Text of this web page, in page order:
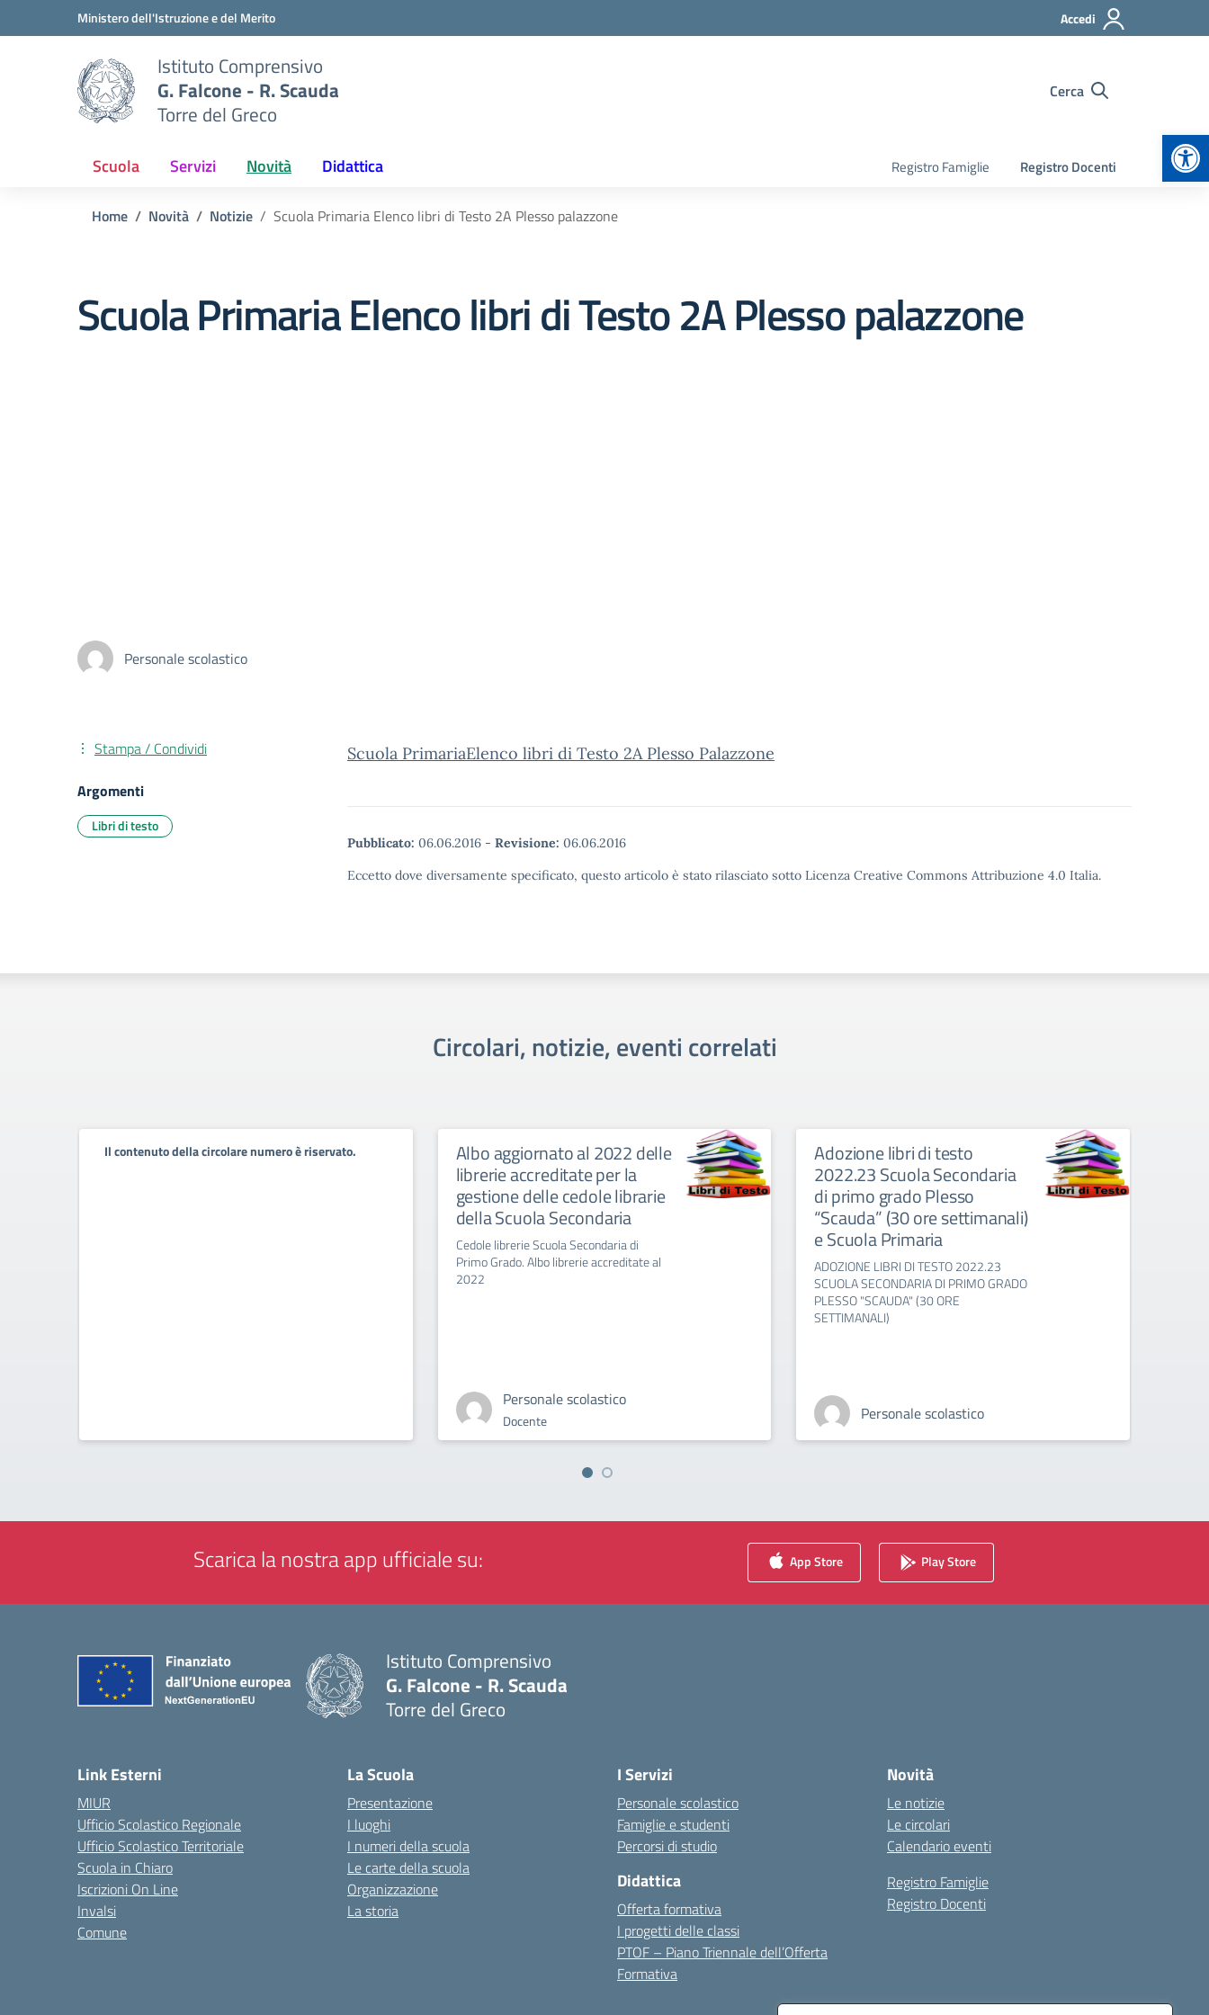
Vai ai contenuti
Vai al menu di navigazioneMinistero dell'Istruzione e del Merito Accedi
Istituto Comprensivo
G. Falcone - R. Scauda
Torre del Greco
Cerca
Scuola Servizi Novità Didattica Registro Famiglie Registro Docenti
Home Novità Notizie Scuola Primaria Elenco libri di Testo 2A Plesso palazzone
Scuola Primaria Elenco libri di Testo 2A Plesso palazzone
Personale scolastico
Scuola PrimariaElenco libri di Testo 2A Plesso Palazzone
Pubblicato: 06.06.2016 - Revisione: 06.06.2016
Eccetto dove diversamente specificato, questo articolo è stato rilasciato sotto Licenza Creative Commons Attribuzione 4.0 Italia.
Stampa / Condividi
Argomenti
Libri di testo
Circolari, notizie, eventi correlati
Il contenuto della circolare numero è riservato. Albo aggiornato al 2022 delle
librerie accreditate per la
gestione delle cedole librarie
della Scuola Secondaria
Cedole librerie Scuola Secondaria di
Primo Grado. Albo librerie accreditate al
2022
Personale scolastico
Docente
Adozione libri di testo
2022.23 Scuola Secondaria
di primo grado Plesso
“Scauda” (30 ore settimanali)
e Scuola Primaria
ADOZIONE LIBRI DI TESTO 2022.23
SCUOLA SECONDARIA DI PRIMO GRADO
PLESSO "SCAUDA" (30 ORE
SETTIMANALI)
Personale scolastico
Scarica la nostra app ufficiale su: App Store Play Store
Istituto Comprensivo
G. Falcone - R. Scauda
Torre del Greco
Link Esterni
MIUR
Ufficio Scolastico Regionale
Ufficio Scolastico Territoriale
Scuola in Chiaro
Iscrizioni On Line
Invalsi
Comune
La Scuola
Presentazione
I luoghi
I numeri della scuola
Le carte della scuola
Organizzazione
La storia
I Servizi
Personale scolastico
Famiglie e studenti
Percorsi di studio
Didattica
Offerta formativa
I progetti delle classi
PTOF – Piano Triennale dell’Offerta
Formativa
Novità
Le notizie
Le circolari
Calendario eventi
Registro Famiglie
Registro Docenti